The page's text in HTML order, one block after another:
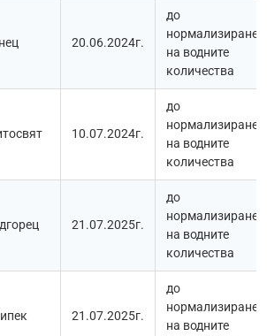
20.06.2024г.
до
нормализиране
на водните
количества
10.07.2024г.
до
нормализиране
на водните
количества
21.07.2025г.
до
нормализиране
на водните
количества
21.07.2025г.
до
нормализиране
на водните